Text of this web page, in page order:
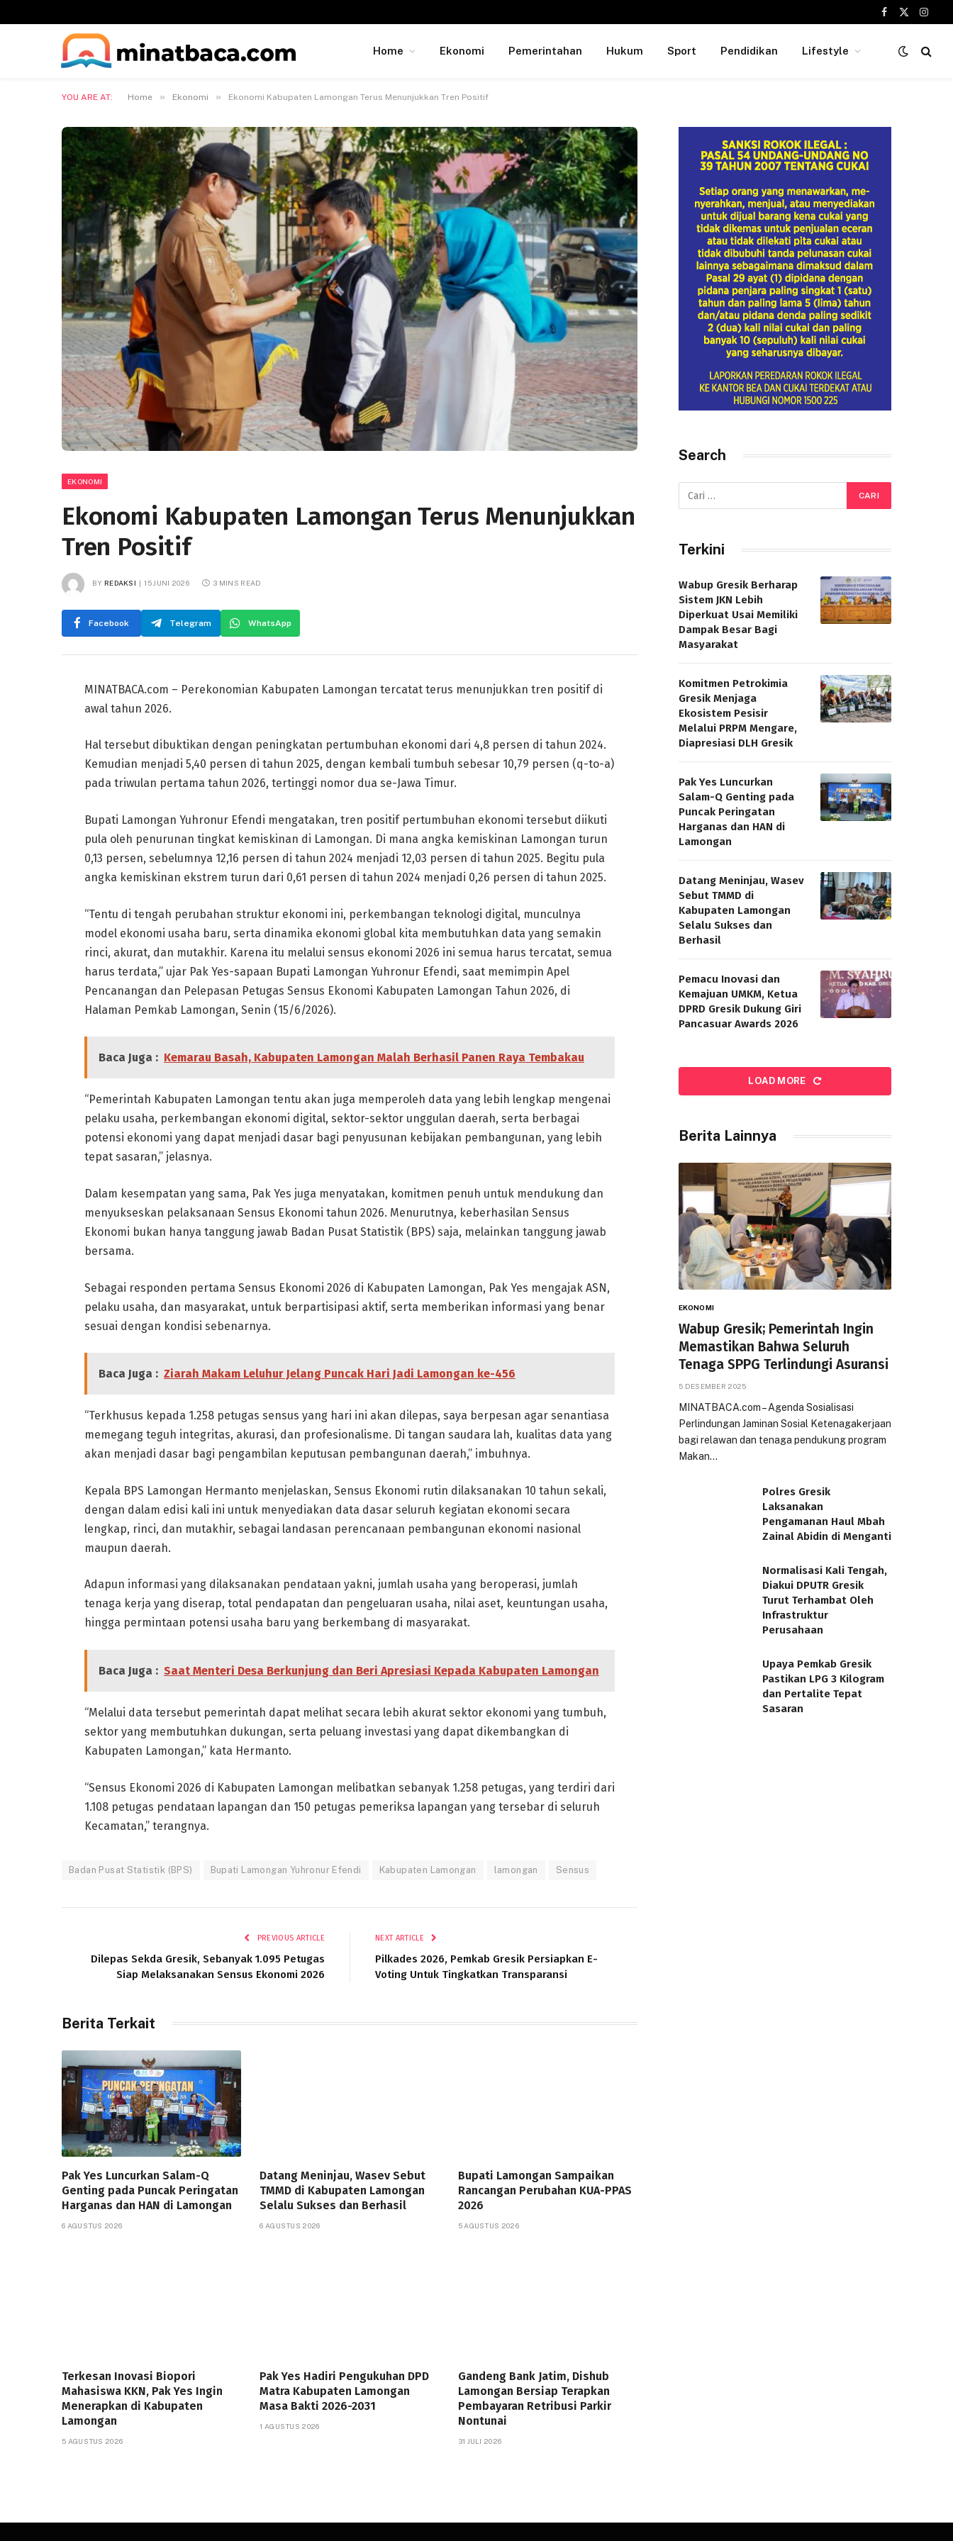
Facebook
X
Home Ekonomi Pemerintahan Hukum Sport Pendidikan Lifestyle
YOU ARE AT: Home » Ekonomi » Ekonomi Kabupaten Lamongan Terus Menunjukkan Tren Positif
EKONOMI
Ekonomi Kabupaten Lamongan Terus Menunjukkan
Tren Positif
BY REDAKSI 15 JUNI 2026 3 MINS READ
Facebook Telegram WhatsApp
MINATBACA.com – Perekonomian Kabupaten Lamongan tercatat terus menunjukkan tren positif di
awal tahun 2026.
Hal tersebut dibuktikan dengan peningkatan pertumbuhan ekonomi dari 4,8 persen di tahun 2024.
Kemudian menjadi 5,40 persen di tahun 2025, dengan kembali tumbuh sebesar 10,79 persen (q-to-a)
pada triwulan pertama tahun 2026, tertinggi nomor dua se-Jawa Timur.
Bupati Lamongan Yuhronur Efendi mengatakan, tren positif pertumbuhan ekonomi tersebut diikuti
pula oleh penurunan tingkat kemiskinan di Lamongan. Di mana angka kemiskinan Lamongan turun
0,13 persen, sebelumnya 12,16 persen di tahun 2024 menjadi 12,03 persen di tahun 2025. Begitu pula
angka kemiskinan ekstrem turun dari 0,61 persen di tahun 2024 menjadi 0,26 persen di tahun 2025.
“Tentu di tengah perubahan struktur ekonomi ini, perkembangan teknologi digital, munculnya
model ekonomi usaha baru, serta dinamika ekonomi global kita membutuhkan data yang semakin
rinci, akurat, dan mutakhir. Karena itu melalui sensus ekonomi 2026 ini semua harus tercatat, semua
harus terdata,” ujar Pak Yes-sapaan Bupati Lamongan Yuhronur Efendi, saat memimpin Apel
Pencanangan dan Pelepasan Petugas Sensus Ekonomi Kabupaten Lamongan Tahun 2026, di
Halaman Pemkab Lamongan, Senin (15/6/2026).
Baca Juga : Kemarau Basah, Kabupaten Lamongan Malah Berhasil Panen Raya Tembakau
“Pemerintah Kabupaten Lamongan tentu akan juga memperoleh data yang lebih lengkap mengenai
pelaku usaha, perkembangan ekonomi digital, sektor-sektor unggulan daerah, serta berbagai
potensi ekonomi yang dapat menjadi dasar bagi penyusunan kebijakan pembangunan, yang lebih
tepat sasaran,” jelasnya.
Dalam kesempatan yang sama, Pak Yes juga menyatakan, komitmen penuh untuk mendukung dan
menyukseskan pelaksanaan Sensus Ekonomi tahun 2026. Menurutnya, keberhasilan Sensus
Ekonomi bukan hanya tanggung jawab Badan Pusat Statistik (BPS) saja, melainkan tanggung jawab
bersama.
Sebagai responden pertama Sensus Ekonomi 2026 di Kabupaten Lamongan, Pak Yes mengajak ASN,
pelaku usaha, dan masyarakat, untuk berpartisipasi aktif, serta memberikan informasi yang benar
sesuai dengan kondisi sebenarnya.
Baca Juga : Ziarah Makam Leluhur Jelang Puncak Hari Jadi Lamongan ke-456
“Terkhusus kepada 1.258 petugas sensus yang hari ini akan dilepas, saya berpesan agar senantiasa
memegang teguh integritas, akurasi, dan profesionalisme. Di tangan saudara lah, kualitas data yang
akan menjadi dasar bagi pengambilan keputusan pembangunan daerah,” imbuhnya.
Kepala BPS Lamongan Hermanto menjelaskan, Sensus Ekonomi rutin dilaksanakan 10 tahun sekali,
dengan dalam edisi kali ini untuk menyediakan data dasar seluruh kegiatan ekonomi secara
lengkap, rinci, dan mutakhir, sebagai landasan perencanaan pembangunan ekonomi nasional
maupun daerah.
Adapun informasi yang dilaksanakan pendataan yakni, jumlah usaha yang beroperasi, jumlah
tenaga kerja yang diserap, total pendapatan dan pengeluaran usaha, nilai aset, keuntungan usaha,
hingga permintaan potensi usaha baru yang berkembang di masyarakat.
Baca Juga : Saat Menteri Desa Berkunjung dan Beri Apresiasi Kepada Kabupaten Lamongan
“Melalui data tersebut pemerintah dapat melihat secara lebih akurat sektor ekonomi yang tumbuh,
sektor yang membutuhkan dukungan, serta peluang investasi yang dapat dikembangkan di
Kabupaten Lamongan,” kata Hermanto.
“Sensus Ekonomi 2026 di Kabupaten Lamongan melibatkan sebanyak 1.258 petugas, yang terdiri dari
1.108 petugas pendataan lapangan dan 150 petugas pemeriksa lapangan yang tersebar di seluruh
Kecamatan,” terangnya.
Badan Pusat Statistik (BPS) Bupati Lamongan Yuhronur Efendi Kabupaten Lamongan lamongan Sensus
PREVIOUS ARTICLE
Dilepas Sekda Gresik, Sebanyak 1.095 Petugas
Siap Melaksanakan Sensus Ekonomi 2026
NEXT ARTICLE
Pilkades 2026, Pemkab Gresik Persiapkan E-
Voting Untuk Tingkatkan Transparansi
Berita Terkait
Pak Yes Luncurkan Salam-Q
Genting pada Puncak Peringatan
Harganas dan HAN di Lamongan
6 AGUSTUS 2026
Datang Meninjau, Wasev Sebut
TMMD di Kabupaten Lamongan
Selalu Sukses dan Berhasil
6 AGUSTUS 2026
Bupati Lamongan Sampaikan
Rancangan Perubahan KUA-PPAS
2026
5 AGUSTUS 2026
Terkesan Inovasi Biopori
Mahasiswa KKN, Pak Yes Ingin
Menerapkan di Kabupaten
Lamongan
5 AGUSTUS 2026
Pak Yes Hadiri Pengukuhan DPD
Matra Kabupaten Lamongan
Masa Bakti 2026-2031
1 AGUSTUS 2026
Gandeng Bank Jatim, Dishub
Lamongan Bersiap Terapkan
Pembayaran Retribusi Parkir
Nontunai
31 JULI 2026
Search
Terkini
Wabup Gresik Berharap
Sistem JKN Lebih
Diperkuat Usai Memiliki
Dampak Besar Bagi
Masyarakat
Komitmen Petrokimia
Gresik Menjaga
Ekosistem Pesisir
Melalui PRPM Mengare,
Diapresiasi DLH Gresik
Pak Yes Luncurkan
Salam-Q Genting pada
Puncak Peringatan
Harganas dan HAN di
Lamongan
Datang Meninjau, Wasev
Sebut TMMD di
Kabupaten Lamongan
Selalu Sukses dan
Berhasil
Pemacu Inovasi dan
Kemajuan UMKM, Ketua
DPRD Gresik Dukung Giri
Pancasuar Awards 2026
LOAD MORE
Berita Lainnya
EKONOMI
Wabup Gresik; Pemerintah Ingin
Memastikan Bahwa Seluruh
Tenaga SPPG Terlindungi Asuransi
5 DESEMBER 2025
MINATBACA.com – Agenda Sosialisasi
Perlindungan Jaminan Sosial Ketenagakerjaan
bagi relawan dan tenaga pendukung program
Makan…
Polres Gresik
Laksanakan
Pengamanan Haul Mbah
Zainal Abidin di Menganti
Normalisasi Kali Tengah,
Diakui DPUTR Gresik
Turut Terhambat Oleh
Infrastruktur
Perusahaan
Upaya Pemkab Gresik
Pastikan LPG 3 Kilogram
dan Pertalite Tepat
Sasaran